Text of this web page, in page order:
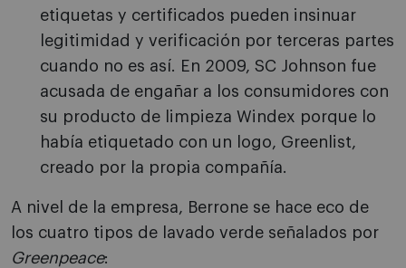
etiquetas y certificados pueden insinuar
legitimidad y verificación por terceras partes
cuando no es así. En 2009, SC Johnson fue
acusada de engañar a los consumidores con
su producto de limpieza Windex porque lo
había etiquetado con un logo, Greenlist,
creado por la propia compañía.
A nivel de la empresa, Berrone se hace eco de
los cuatro tipos de lavado verde señalados por
Greenpeace: